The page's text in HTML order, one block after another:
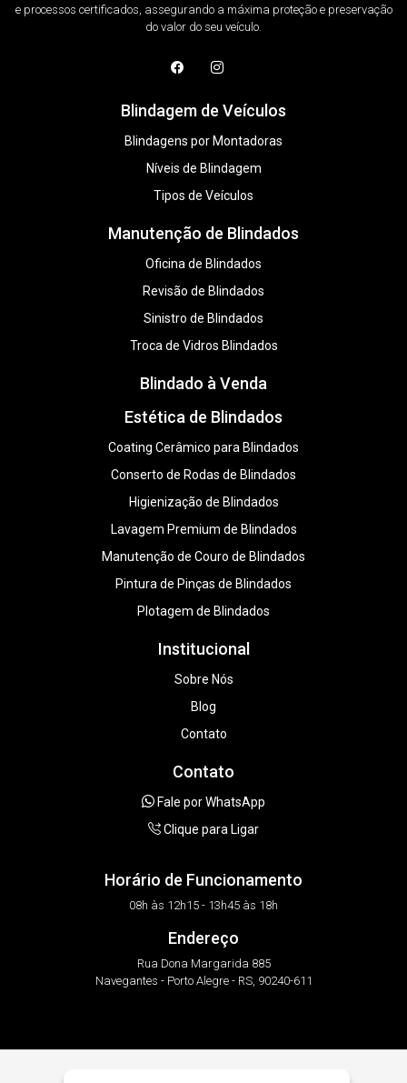
e processos certificados, assegurando a máxima proteção e preservação
do valor do seu veículo.
Blindagem de Veículos
Blindagens por Montadoras
Níveis de Blindagem
Tipos de Veículos
Manutenção de Blindados
Oficina de Blindados
Revisão de Blindados
Sinistro de Blindados
Troca de Vidros Blindados
Blindado à Venda
Estética de Blindados
Coating Cerâmico para Blindados
Conserto de Rodas de Blindados
Higienização de Blindados
Lavagem Premium de Blindados
Manutenção de Couro de Blindados
Pintura de Pinças de Blindados
Plotagem de Blindados
Institucional
Sobre Nós
Blog
Contato
Contato
Fale por WhatsApp
Clique para Ligar
Horário de Funcionamento
08h às 12h15 - 13h45 às 18h
Endereço
Rua Dona Margarida 885
Navegantes - Porto Alegre - RS, 90240-611